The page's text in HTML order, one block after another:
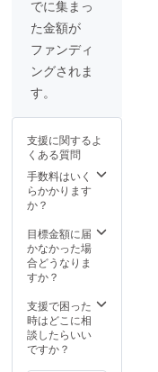
当連盟は、
チーム力を
磨き、勝敗
を競うス
ポーツなら
ではの楽し
者だけが得
られる達成
感や爽快感
を与えると
同時に、参
加者同士、
除雪困難地
域の住民を
巻き込んだ
交流イベン
トを併催す
でに集まっ
た金額が
ファンディ
ングされま
す。
支援に関するよ
くある質問
手数料はいく
らかかります
か？
目標金額に届
かなかった場
合どうなりま
すか？
支援で困った
時はどこに相
談したらいい
ですか？